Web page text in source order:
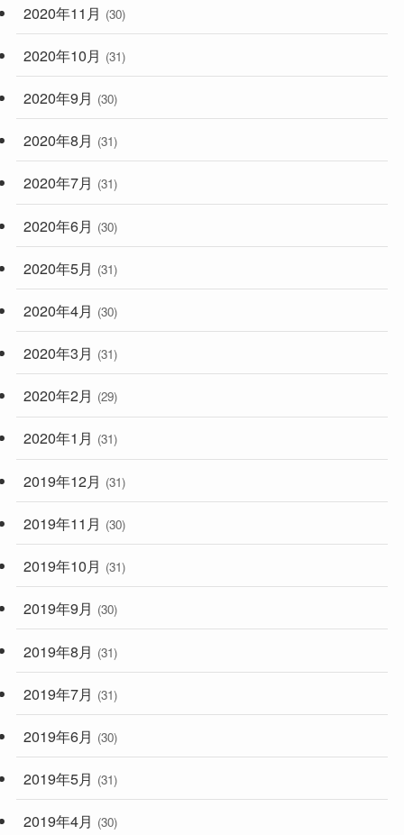
2020年11月 (30)
2020年10月 (31)
2020年9月 (30)
2020年8月 (31)
2020年7月 (31)
2020年6月 (30)
2020年5月 (31)
2020年4月 (30)
2020年3月 (31)
2020年2月 (29)
2020年1月 (31)
2019年12月 (31)
2019年11月 (30)
2019年10月 (31)
2019年9月 (30)
2019年8月 (31)
2019年7月 (31)
2019年6月 (30)
2019年5月 (31)
2019年4月 (30)